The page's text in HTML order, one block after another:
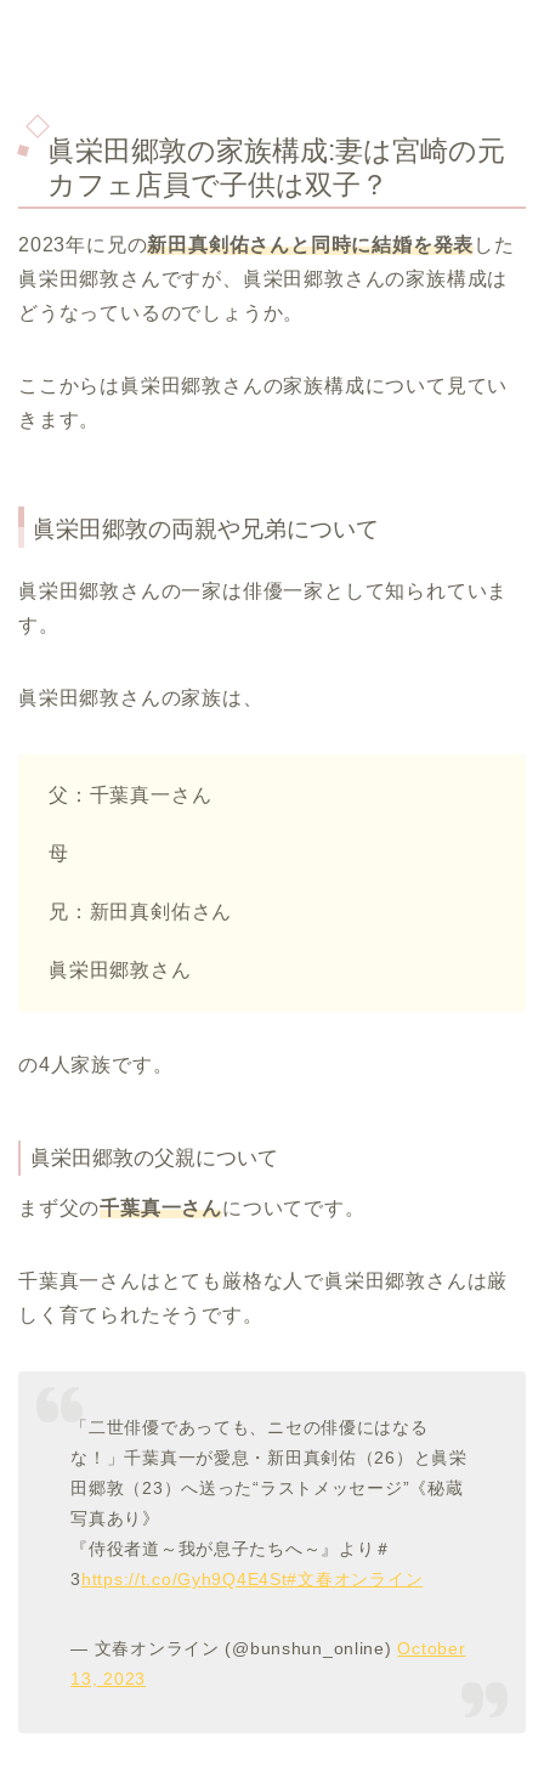
眞栄田郷敦の家族構成:妻は宮崎の元
カフェ店員で子供は双子？
2023年に兄の新田真剣佑さんと同時に結婚を発表した
眞栄田郷敦さんですが、眞栄田郷敦さんの家族構成は
どうなっているのでしょうか。
ここからは眞栄田郷敦さんの家族構成について見てい
きます。
眞栄田郷敦の両親や兄弟について
眞栄田郷敦さんの一家は俳優一家として知られていま
す。
眞栄田郷敦さんの家族は、
父：千葉真一さん
母
兄：新田真剣佑さん
眞栄田郷敦さん
の4人家族です。
眞栄田郷敦の父親について
まず父の千葉真一さんについてです。
千葉真一さんはとても厳格な人で眞栄田郷敦さんは厳
しく育てられたそうです。
「二世俳優であっても、ニセの俳優にはなる
な！」千葉真一が愛息・新田真剣佑（26）と眞栄
田郷敦（23）へ送った“ラストメッセージ”《秘蔵
写真あり》
『侍役者道～我が息子たちへ～』より＃
3https://t.co/Gyh9Q4E4St#文春オンライン
— 文春オンライン (@bunshun_online)October
13, 2023